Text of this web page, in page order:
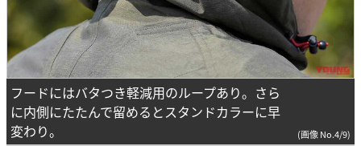
フードにはバタつき軽減用のループあり。さら
に内側にたたんで留めるとスタンドカラーに早
変わり。
(画像 No.4/9)